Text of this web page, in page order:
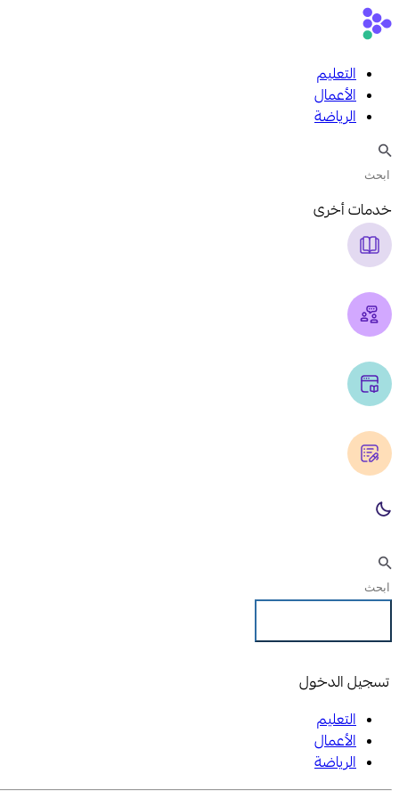
التعليم
الأعمال
الرياضة
خدمات أخرى
تسجيل الدخول
التعليم
الأعمال
الرياضة